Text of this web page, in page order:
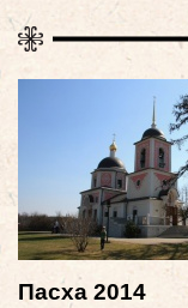
Пасха 2014